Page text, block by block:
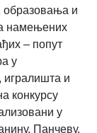
образовања и
намењених
– попут
у
и
конкурсу
у
Панчеву,